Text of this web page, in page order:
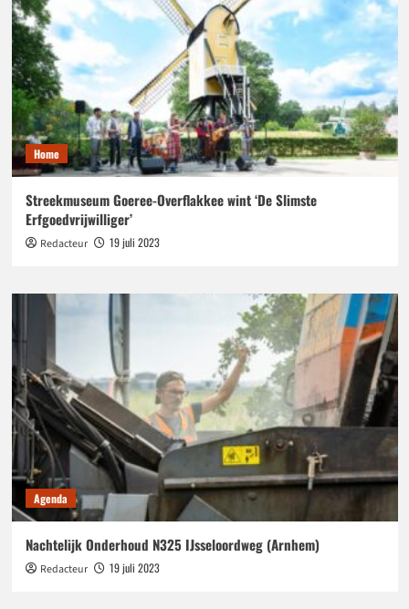
Home
Streekmuseum Goeree-Overflakkee wint ‘De Slimste
Erfgoedvrijwilliger’
Redacteur 19 juli 2023
Agenda
Nachtelijk Onderhoud N325 IJsseloordweg (Arnhem)
Redacteur 19 juli 2023